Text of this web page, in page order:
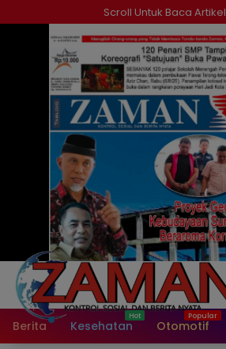
ke
Scroll Untuk Baca Artikel
Berita Kesehatan Otomotif